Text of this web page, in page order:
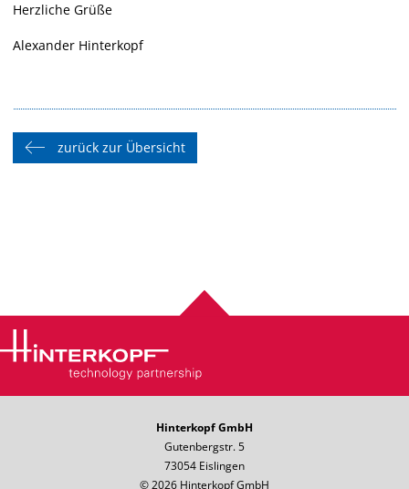
Herzliche Grüße
Alexander Hinterkopf
zurück zur Übersicht
Hinterkopf GmbH
Gutenbergstr. 5
73054 Eislingen
© 2026 Hinterkopf GmbH